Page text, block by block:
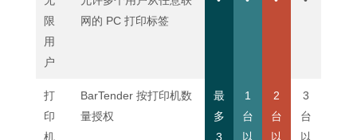
限
用
户
网的 PC 打印标签
打
印
机
BarTender 按打印机数
量授权
最
多
3
1
台
以
2
台
以
3
台
以